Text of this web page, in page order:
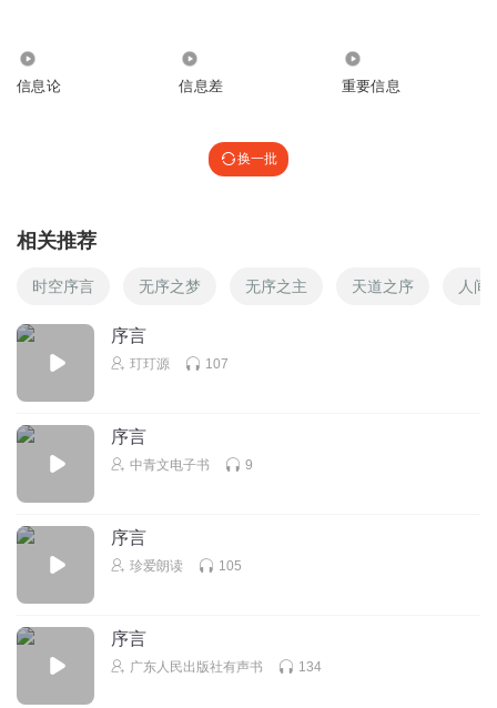
信息论 信息差 重要信息
换一批
相关推荐
时空序言 无序之梦 无序之主 天道之序 人间
序言
玎玎源 107
序言
中青文电子书 9
序言
珍爱朗读 105
序言
广东人民出版社有声书 134